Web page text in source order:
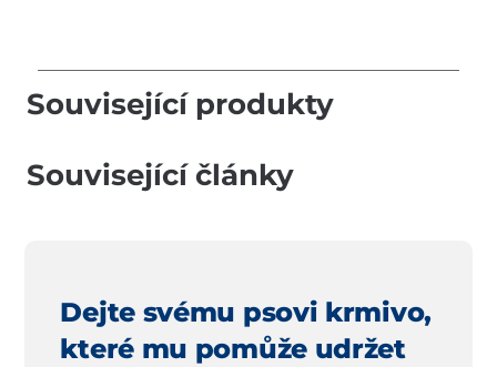
Související produkty
Související články
Dejte svému psovi krmivo,
které mu pomůže udržet